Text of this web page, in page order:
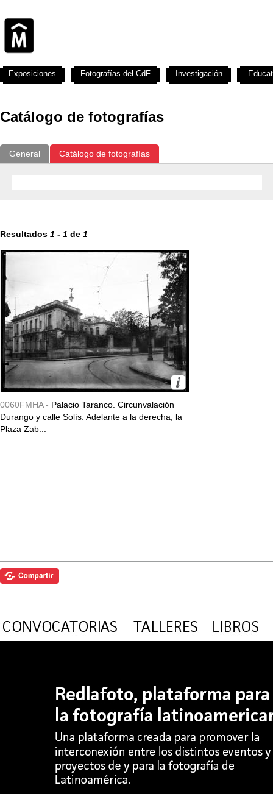
Catálogo de fotografías
General Catálogo de fotografías
Resultados 1 - 1 de 1
0060FMHA - Palacio Taranco. Circunvalación
Durango y calle Solís. Adelante a la derecha, la
Plaza Zab...
Exposiciones Fotografías del CdF Investigación